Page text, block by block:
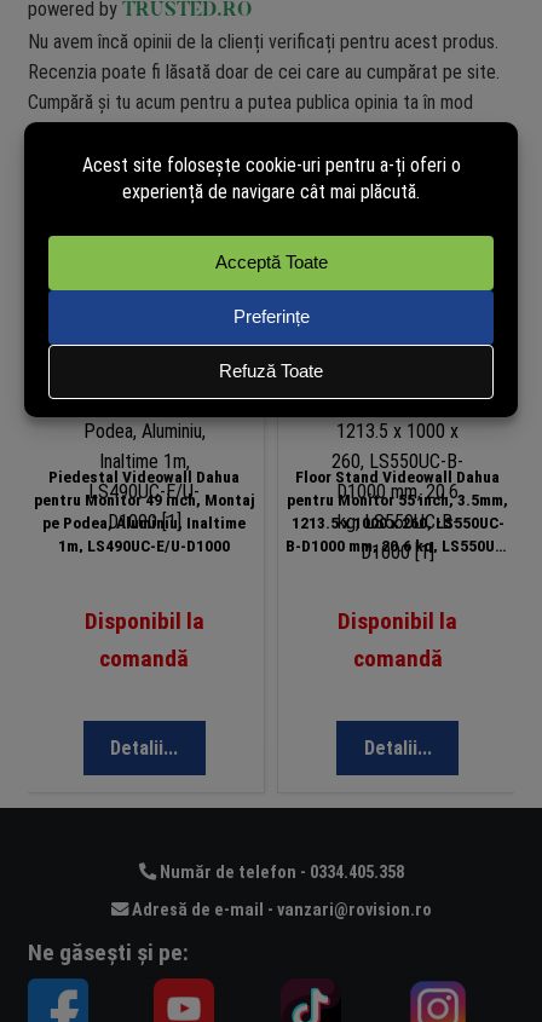
powered by TRUSTED.RO
Nu avem încă opinii de la clienți verificați pentru acest produs.
Recenzia poate fi lăsată doar de cei care au cumpărat pe site.
Cumpără și tu acum pentru a putea publica opinia ta în mod
independent!
Piedestal Videowall Dahua
pentru Monitor 49 inch, Montaj
pe Podea, Aluminiu, Inaltime
1m, LS490UC-E/U-D1000
Disponibil la
comandă
Detalii...
Floor Stand Videowall Dahua
pentru Monitor 55 inch, 3.5mm,
1213.5 x 1000 x 260, LS550UC-
B-D1000 mm, 20.6 kg, LS550UC-
B-D1000
Disponibil la
comandă
Detalii...
Număr de telefon - 0334.405.358
Adresă de e-mail - vanzari@rovision.ro
Ne găsești și pe: